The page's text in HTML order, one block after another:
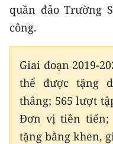
E-Magazine
Video
Media Chính trị
Media Kinh tế
Media Văn hóa
quần đảo Trường
công.
Giai đoạn 2019-
thể được tặng
thắng; 565 lượt
Đơn vị tiên tiến;
tặng bằng khen,